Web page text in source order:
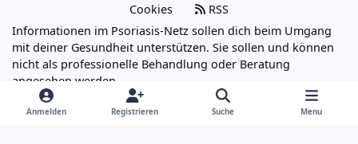
b
o
o
a
g
u
b
Cookies
RSS
Informationen im Psoriasis-Netz sollen dich beim Umgang
mit deiner Gesundheit unterstützen. Sie sollen und können
nicht als professionelle Behandlung oder Beratung
angesehen werden.
Powered by
Invision Community
Anmelden Registrieren Suche Menu